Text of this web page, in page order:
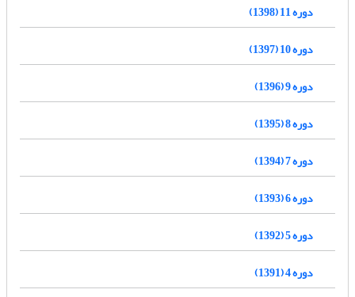
دوره 11 (1398)
دوره 10 (1397)
دوره 9 (1396)
دوره 8 (1395)
دوره 7 (1394)
دوره 6 (1393)
دوره 5 (1392)
دوره 4 (1391)